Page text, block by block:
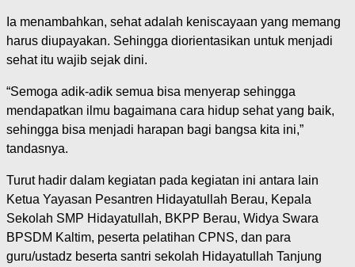
Ia menambahkan, sehat adalah keniscayaan yang memang
harus diupayakan. Sehingga diorientasikan untuk menjadi
sehat itu wajib sejak dini.
“Semoga adik-adik semua bisa menyerap sehingga
mendapatkan ilmu bagaimana cara hidup sehat yang baik,
sehingga bisa menjadi harapan bagi bangsa kita ini,”
tandasnya.
Turut hadir dalam kegiatan pada kegiatan ini antara lain
Ketua Yayasan Pesantren Hidayatullah Berau, Kepala
Sekolah SMP Hidayatullah, BKPP Berau, Widya Swara
BPSDM Kaltim, peserta pelatihan CPNS, dan para
guru/ustadz beserta santri sekolah Hidayatullah Tanjung